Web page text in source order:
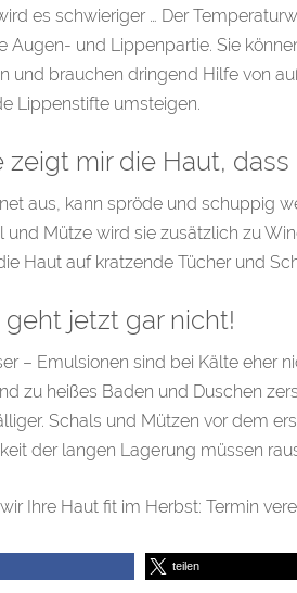
es schwieriger … Der
Augen- und Lippenpartie. Sie
und brauchen dringend Hilfe von
Lippenstifte umsteigen.
zeigt mir die Haut,
aus, kann spröde und schuppig
und Mütze wird sie zusätzlich zu
Haut auf kratzende Tücher und
geht jetzt gar nicht!
– Emulsionen sind bei Kälte eher
zu heißes Baden und Duschen
Schals und Mützen vor dem
der langen Lagerung müssen
Ihre Haut fit im Herbst: Termin
teilen